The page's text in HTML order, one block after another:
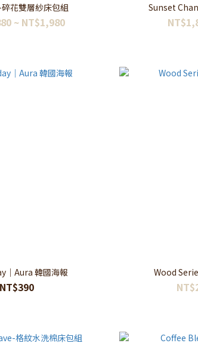
花雙層紗床包組
~ NT$1,980
Sunset
｜Aura 韓國海報
NT$390
Wood